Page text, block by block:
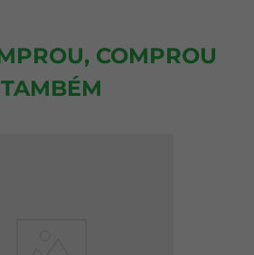
COMPROU
TAMBÉM